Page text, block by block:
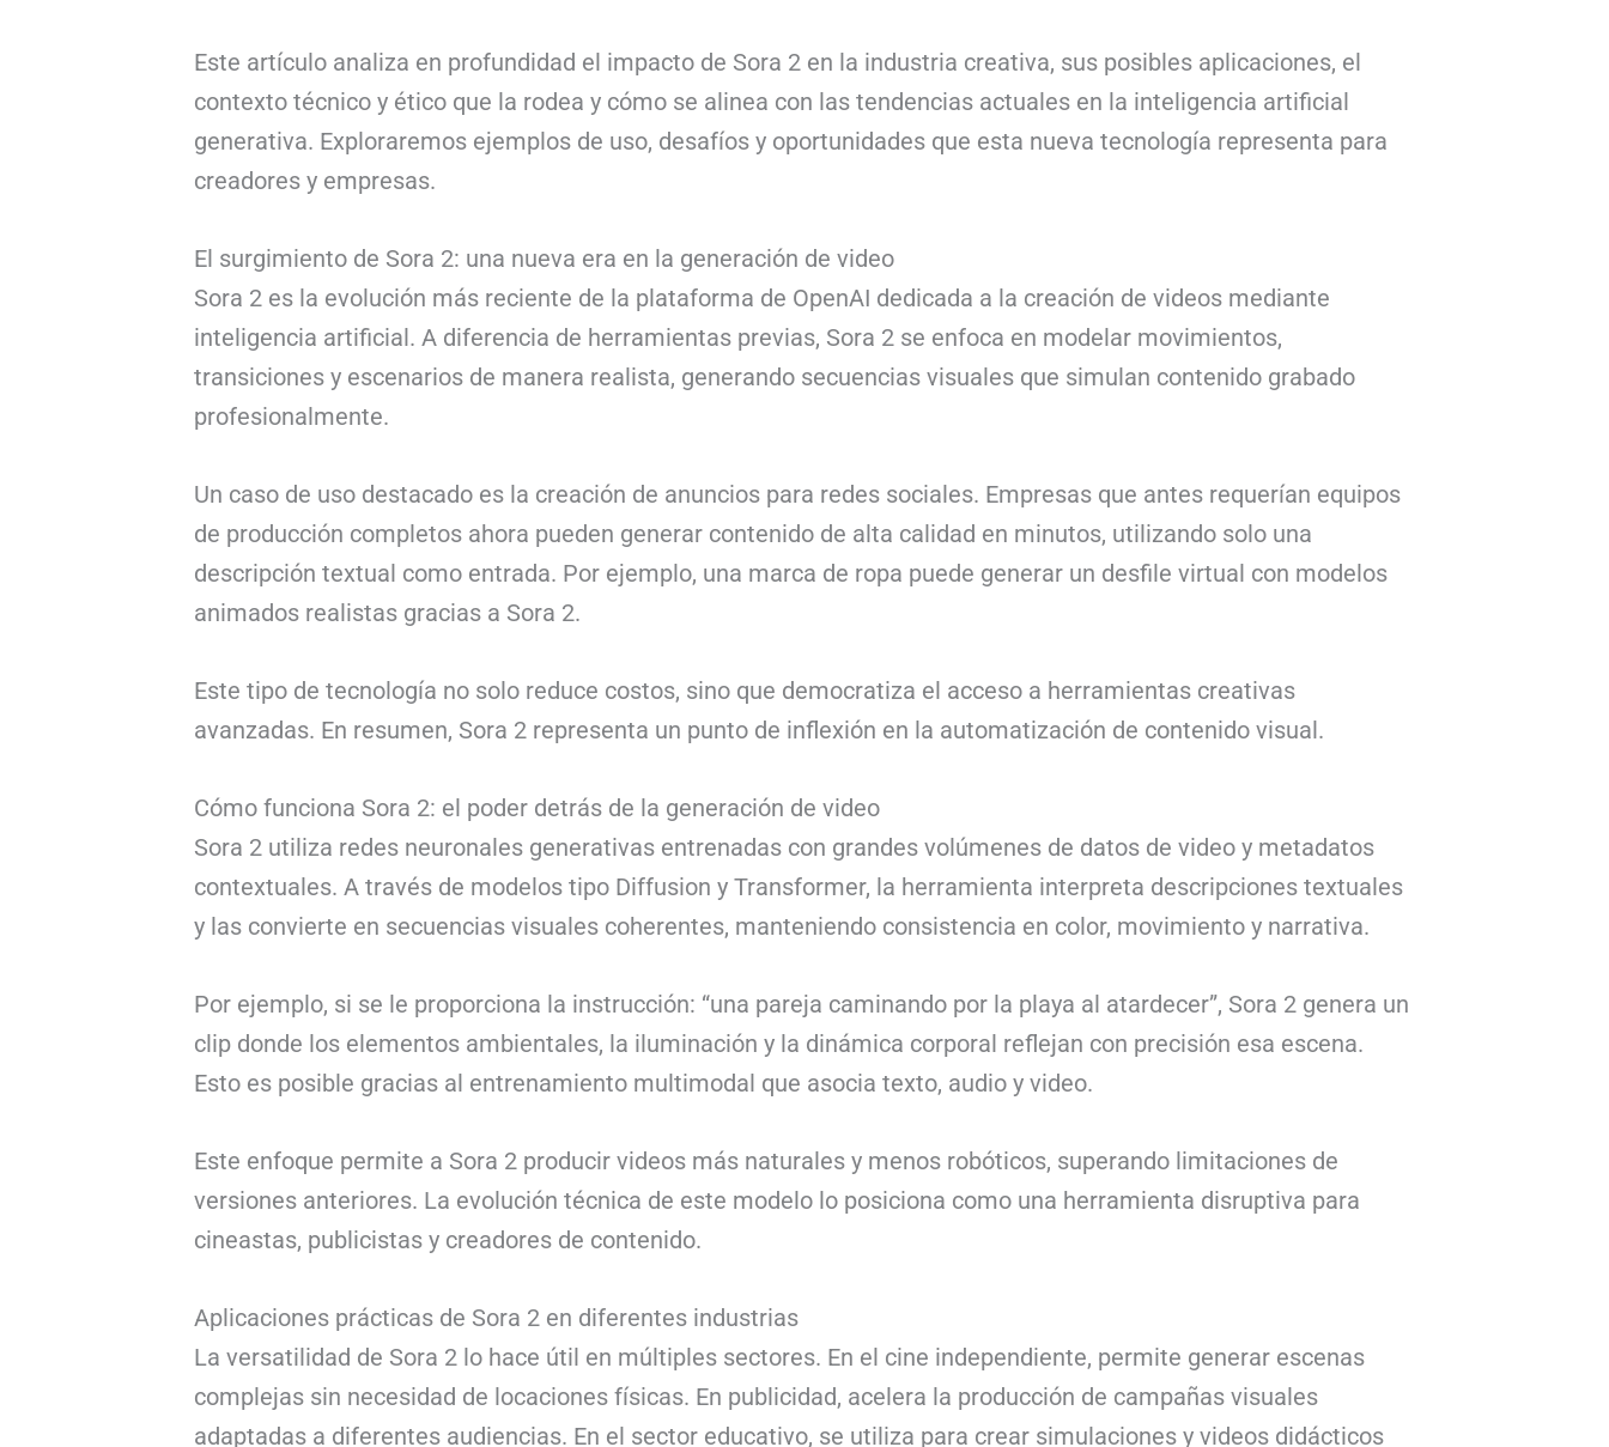
Este artículo analiza en profundidad el impacto de Sora 2 en la industria creativa, sus posibles aplicaciones, el
contexto técnico y ético que la rodea y cómo se alinea con las tendencias actuales en la inteligencia artificial
generativa. Exploraremos ejemplos de uso, desafíos y oportunidades que esta nueva tecnología representa para
creadores y empresas.
El surgimiento de Sora 2: una nueva era en la generación de video
Sora 2 es la evolución más reciente de la plataforma de OpenAI dedicada a la creación de videos mediante
inteligencia artificial. A diferencia de herramientas previas, Sora 2 se enfoca en modelar movimientos,
transiciones y escenarios de manera realista, generando secuencias visuales que simulan contenido grabado
profesionalmente.
Un caso de uso destacado es la creación de anuncios para redes sociales. Empresas que antes requerían equipos
de producción completos ahora pueden generar contenido de alta calidad en minutos, utilizando solo una
descripción textual como entrada. Por ejemplo, una marca de ropa puede generar un desfile virtual con modelos
animados realistas gracias a Sora 2.
Este tipo de tecnología no solo reduce costos, sino que democratiza el acceso a herramientas creativas
avanzadas. En resumen, Sora 2 representa un punto de inflexión en la automatización de contenido visual.
Cómo funciona Sora 2: el poder detrás de la generación de video
Sora 2 utiliza redes neuronales generativas entrenadas con grandes volúmenes de datos de video y metadatos
contextuales. A través de modelos tipo Diffusion y Transformer, la herramienta interpreta descripciones textuales
y las convierte en secuencias visuales coherentes, manteniendo consistencia en color, movimiento y narrativa.
Por ejemplo, si se le proporciona la instrucción: “una pareja caminando por la playa al atardecer”, Sora 2 genera un
clip donde los elementos ambientales, la iluminación y la dinámica corporal reflejan con precisión esa escena.
Esto es posible gracias al entrenamiento multimodal que asocia texto, audio y video.
Este enfoque permite a Sora 2 producir videos más naturales y menos robóticos, superando limitaciones de
versiones anteriores. La evolución técnica de este modelo lo posiciona como una herramienta disruptiva para
cineastas, publicistas y creadores de contenido.
Aplicaciones prácticas de Sora 2 en diferentes industrias
La versatilidad de Sora 2 lo hace útil en múltiples sectores. En el cine independiente, permite generar escenas
complejas sin necesidad de locaciones físicas. En publicidad, acelera la producción de campañas visuales
adaptadas a diferentes audiencias. En el sector educativo, se utiliza para crear simulaciones y videos didácticos